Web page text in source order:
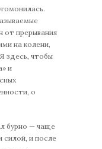
от прерывания
на колени,
здесь, чтобы
и
о
бурно — чаще
силой, и после